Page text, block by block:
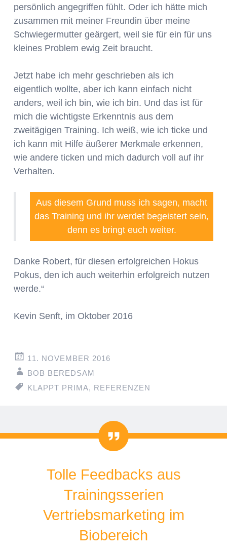
persönlich angegriffen fühlt. Oder ich hätte mich
zusammen mit meiner Freundin über meine
Schwiegermutter geärgert, weil sie für ein für uns
kleines Problem ewig Zeit braucht.
Jetzt habe ich mehr geschrieben als ich
eigentlich wollte, aber ich kann einfach nicht
anders, weil ich bin, wie ich bin. Und das ist für
mich die wichtigste Erkenntnis aus dem
zweitägigen Training. Ich weiß, wie ich ticke und
ich kann mit Hilfe äußerer Merkmale erkennen,
wie andere ticken und mich dadurch voll auf ihr
Verhalten.
Aus diesem Grund muss ich sagen, macht
das Training und ihr werdet begeistert sein,
denn es bringt euch weiter.
Danke Robert, für diesen erfolgreichen Hokus
Pokus, den ich auch weiterhin erfolgreich nutzen
werde.“
Kevin Senft, im Oktober 2016
11. NOVEMBER 2016
BOB BEREDSAM
KLAPPT PRIMA, REFERENZEN
Zitat
Tolle Feedbacks aus
Trainingsserien
Vertriebsmarketing im
Biobereich